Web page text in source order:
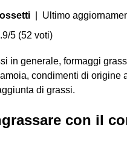
| Ultimo
5 (52 voti)
in generale, formaggi
condimenti di origine
di grassi.
con il